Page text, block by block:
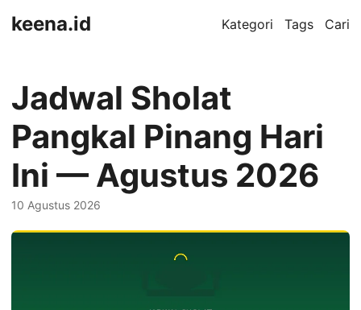
keena.id Kategori Tags Cari
Jadwal Sholat
Pangkal Pinang Hari
Ini — Agustus 2026
10 Agustus 2026